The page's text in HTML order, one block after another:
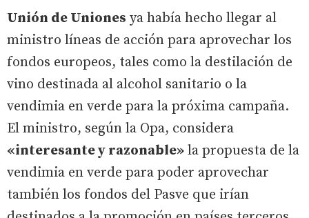
Unión de Uniones ya había hecho llegar al
ministro líneas de acción para aprovechar los
fondos europeos, tales como la destilación de
vino destinada al alcohol sanitario o la
vendimia en verde para la próxima campaña.
El ministro, según la Opa, considera
«interesante y razonable» la propuesta de la
vendimia en verde para poder aprovechar
también los fondos del Pasve que irían